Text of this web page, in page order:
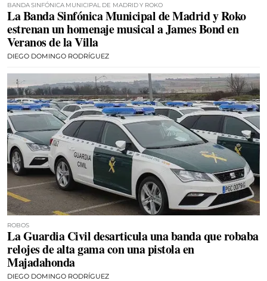
BANDA SINFÓNICA MUNICIPAL DE MADRID Y ROKO
La Banda Sinfónica Municipal de Madrid y Roko
estrenan un homenaje musical a James Bond en
Veranos de la Villa
DIEGO DOMINGO RODRÍGUEZ
ROBOS
La Guardia Civil desarticula una banda que robaba
relojes de alta gama con una pistola en
Majadahonda
DIEGO DOMINGO RODRÍGUEZ